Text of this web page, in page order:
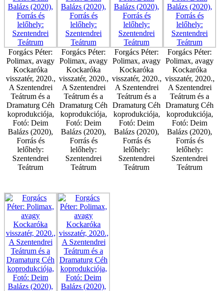
Forgács Péter:
Polimax, avagy
Kockaróka
visszatér, 2020.,
A Szentendrei
Teátrum és a
Dramaturg Céh
koprodukciója,
Fotó: Deim
Balázs (2020),
Forrás és
lelőhely:
Szentendrei
Teátrum
Forgács Péter:
Polimax, avagy
Kockaróka
visszatér, 2020.,
A Szentendrei
Teátrum és a
Dramaturg Céh
koprodukciója,
Fotó: Deim
Balázs (2020),
Forrás és
lelőhely:
Szentendrei
Teátrum
Forgács Péter:
Polimax, avagy
Kockaróka
visszatér, 2020.,
A Szentendrei
Teátrum és a
Dramaturg Céh
koprodukciója,
Fotó: Deim
Balázs (2020),
Forrás és
lelőhely:
Szentendrei
Teátrum
Forgács Péter:
Polimax, avagy
Kockaróka
visszatér, 2020.,
A Szentendrei
Teátrum és a
Dramaturg Céh
koprodukciója,
Fotó: Deim
Balázs (2020),
Forrás és
lelőhely:
Szentendrei
Teátrum